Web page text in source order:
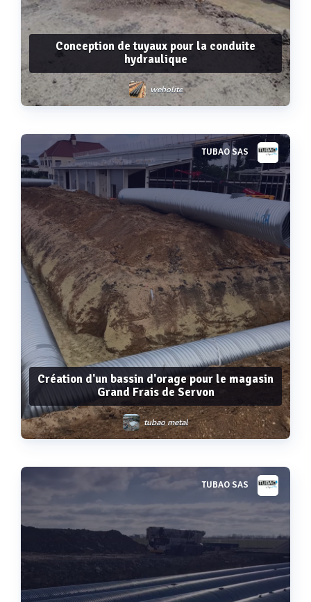
Conception de tuyaux pour la conduite
hydraulique
weholite
Voir plus TUBAO SAS
Création d'un bassin d'orage pour le magasin
Grand Frais de Servon
tubao metal
TUBAO SAS